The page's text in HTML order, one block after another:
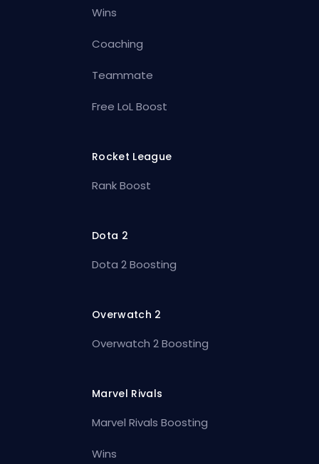
Wins
Coaching
Teammate
Free LoL Boost
Rocket League
Rank Boost
Dota 2
Dota 2 Boosting
Overwatch 2
Overwatch 2 Boosting
Marvel Rivals
Marvel Rivals Boosting
Wins